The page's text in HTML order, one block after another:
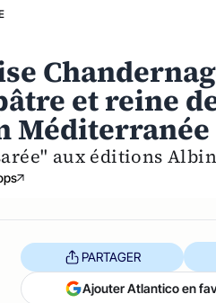
et reine
Méditerranée
aux éditions
PARTAGER
Ajouter Atlantico en